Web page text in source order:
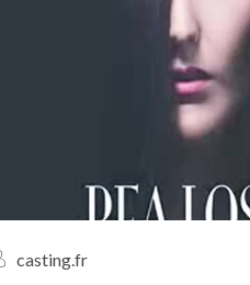
casting.fr